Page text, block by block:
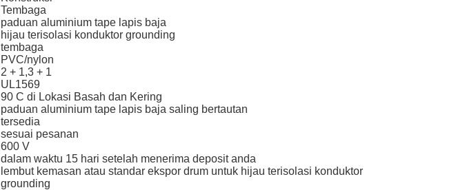
Tembaga
paduan aluminium tape lapis baja
hijau terisolasi konduktor grounding
tembaga
PVC/nylon
2 + 1,3 + 1
UL1569
90 C di Lokasi Basah dan Kering
paduan aluminium tape lapis baja saling bertautan
tersedia
sesuai pesanan
600 V
dalam waktu 15 hari setelah menerima deposit anda
lembut kemasan atau standar ekspor drum untuk hijau terisolasi konduktor
grounding